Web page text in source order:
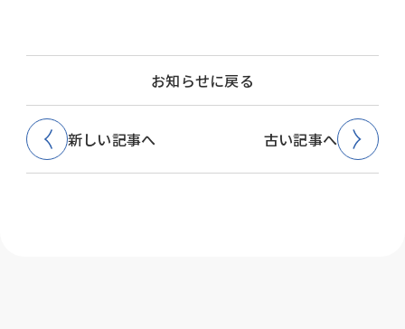
お知らせに戻る
新しい記事へ 古い記事へ